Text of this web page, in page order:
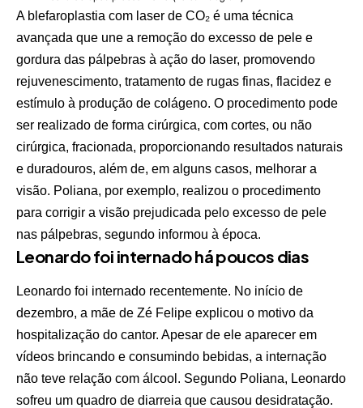
A blefaroplastia com laser de CO₂ é uma técnica
avançada que une a remoção do excesso de pele e
gordura das pálpebras à ação do laser, promovendo
rejuvenescimento, tratamento de rugas finas, flacidez e
estímulo à produção de colágeno. O procedimento pode
ser realizado de forma cirúrgica, com cortes, ou não
cirúrgica, fracionada, proporcionando resultados naturais
e duradouros, além de, em alguns casos, melhorar a
visão. Poliana, por exemplo, realizou o procedimento
para corrigir a visão prejudicada pelo excesso de pele
nas pálpebras, segundo informou à época.
Leonardo foi internado há poucos dias
Leonardo foi internado recentemente. No início de
dezembro, a mãe de Zé Felipe explicou o motivo da
hospitalização do cantor. Apesar de ele aparecer em
vídeos brincando e consumindo bebidas, a internação
não teve relação com álcool. Segundo Poliana, Leonardo
sofreu um quadro de diarreia que causou desidratação.